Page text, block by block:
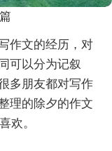
作文的经历，对
可以分为记叙
多朋友都对写作
理的除夕的作文
欢。